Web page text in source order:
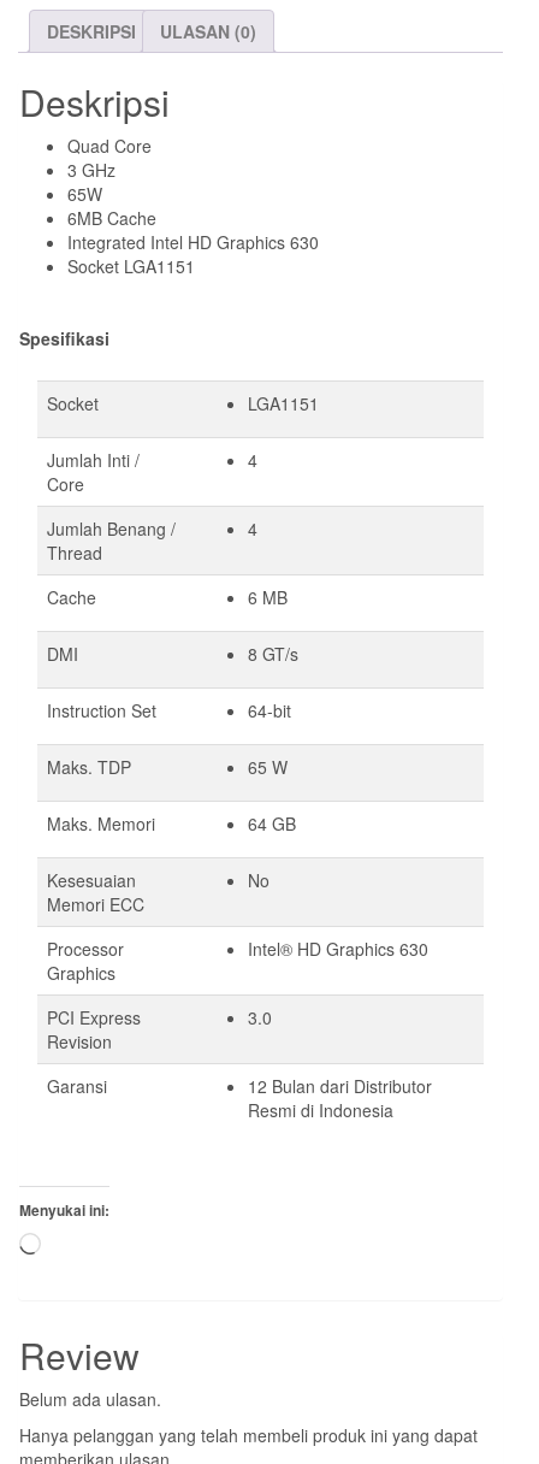
DESKRIPSI ULASAN (0)
Deskripsi
Quad Core
3 GHz
65W
6MB Cache
Integrated Intel HD Graphics 630
Socket LGA1151
Spesifikasi
Socket LGA1151
Jumlah Inti /
Core
4
Jumlah Benang /
Thread
4
Cache 6 MB
DMI 8 GT/s
Instruction Set 64-bit
Maks. TDP 65 W
Maks. Memori 64 GB
Kesesuaian
Memori ECC
No
Processor
Graphics
Intel® HD Graphics 630
PCI Express
Revision
3.0
Garansi
12 Bulan dari Distributor
Resmi di Indonesia
Menyukai ini:
Memuat...
Review
Belum ada ulasan.
Hanya pelanggan yang telah membeli produk ini yang dapat
memberikan ulasan.